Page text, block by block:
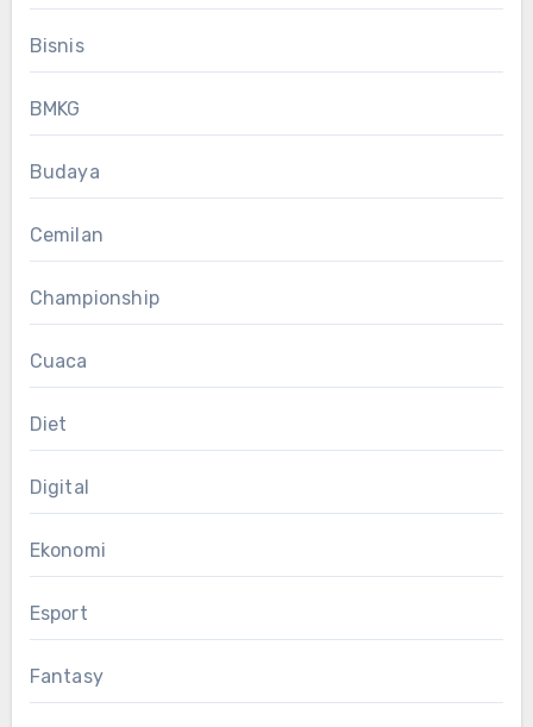
Bisnis
BMKG
Budaya
Cemilan
Championship
Cuaca
Diet
Digital
Ekonomi
Esport
Fantasy